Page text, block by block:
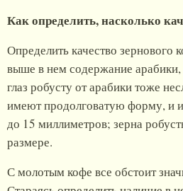
Как определить, насколько
Определить качество зернового
выше в нем содержание
глаз робусту от арабики тоже
имеют продолговатую форму, и
до 15 миллиметров; зерна
размере.
С молотым кофе все обстоит